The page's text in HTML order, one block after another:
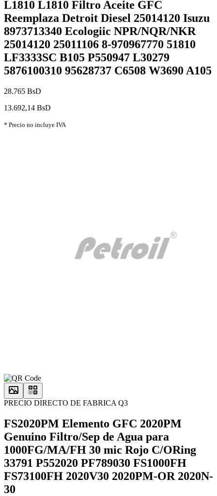
L1810 L1810 Filtro Aceite GFC
Reemplaza Detroit Diesel 25014120 Isuzu
8973713340 Ecologiic NPR/NQR/NKR
25014120 25011106 8-970967770 51810
LF3333SC B105 P550947 L30279
5876100310 95628737 C6508 W3690 A105
28.765 BsD
13.692,14 BsD
* Precio no incluye IVA
PRECIO DIRECTO DE FABRICA Q3
FS2020PM Elemento GFC 2020PM
Genuino Filtro/Sep de Agua para
1000FG/MA/FH 30 mic Rojo C/ORing
33791 P552020 PF789030 FS1000FH
FS73100FH 2020V30 2020PM-OR 2020N-
30